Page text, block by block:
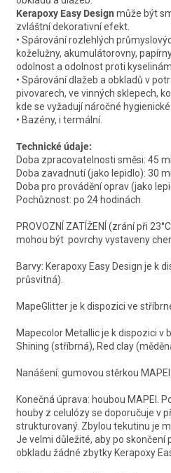
Kerapoxy Easy Design může být
zvláštní dekorativní efekt.
• Spárování rozlehlých
koželužny, akumulátorovny,
odolnost a odolnost proti
• Spárování dlažeb a obkladů v
pivovarech, ve vinných sklepech,
kde se vyžadují náročné
• Bazény, i termální.
Technické údaje:
Doba zpracovatelnosti směsi: 45
Doba zavadnutí (jako lepidlo): 30
Doba pro provádění oprav (jako
Pochůznost: po 24 hodinách.
PROVOZNÍ ZATÍŽENÍ (zrání při
mohou být povrchy vystaveny
Barvy: Kerapoxy Easy Design je k
průsvitná).
MapeGlitter je k dispozici ve
Mapecolor Metallic je k dispozici v
Shining (stříbrná), Red clay
Nanášení: gumovou stěrkou MAPEI.
Konečná úprava: houbou MAPEI.
houby z celulózy se doporučuje v
strukturovaný. Zbylou tekutinu je
Je velmi důležité, aby po skončení
obkladu žádné zbytky Kerapoxy